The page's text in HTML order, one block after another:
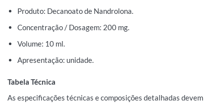
Produto: Decanoato de Nandrolona.
Concentração / Dosagem: 200 mg.
Volume: 10 ml.
Apresentação: unidade.
Tabela Técnica
As especificações técnicas e composições detalhadas devem